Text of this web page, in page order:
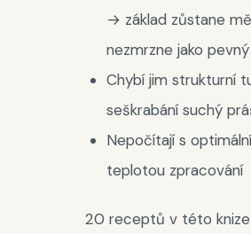
→ základ zůstane
nezmrzne jako
Chybí jim strukturní
seškrabání suchý
Nepočítají s optimální
teplotou zpracování
20 receptů v této